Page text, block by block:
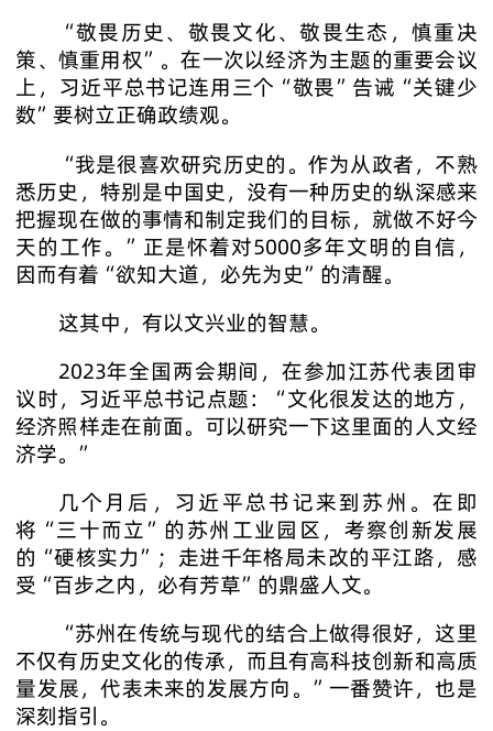
“敬畏历史、敬畏文化、敬畏生态，慎重决
策、慎重用权”。在一次以经济为主题的重要会议
上，习近平总书记连用三个“敬畏”告诫“关键少
数”要树立正确政绩观。
“我是很喜欢研究历史的。作为从政者，不熟
悉历史，特别是中国史，没有一种历史的纵深感来
把握现在做的事情和制定我们的目标，就做不好今
天的工作。”正是怀着对5000多年文明的自信，
因而有着“欲知大道，必先为史”的清醒。
这其中，有以文兴业的智慧。
2023年全国两会期间，在参加江苏代表团审
议时，习近平总书记点题：“文化很发达的地方，
经济照样走在前面。可以研究一下这里面的人文经
济学。”
几个月后，习近平总书记来到苏州。在即
将“三十而立”的苏州工业园区，考察创新发展
的“硬核实力”；走进千年格局未改的平江路，感
受“百步之内，必有芳草”的鼎盛人文。
“苏州在传统与现代的结合上做得很好，这里
不仅有历史文化的传承，而且有高科技创新和高质
量发展，代表未来的发展方向。”一番赞许，也是
深刻指引。